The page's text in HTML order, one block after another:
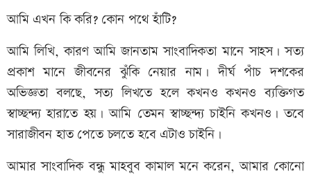
আমি এখন কি করি? কোন পথে হাঁটি?
আমি লিখি, কারণ আমি জানতাম সাংবাদিকতা মানে সাহস। সত্য
প্রকাশ মানে জীবনের ঝুঁকি নেয়ার নাম। দীর্ঘ পাঁচ দশকের
অভিজ্ঞতা বলছে, সত্য লিখতে হলে কখনও কখনও ব্যক্তিগত
স্বাচ্ছন্দ্য হারাতে হয়। আমি তেমন স্বাচ্ছন্দ্য চাইনি কখনও। তবে
সারাজীবন হাত পেতে চলতে হবে এটাও চাইনি।
আমার সাংবাদিক বন্ধু মাহবুব কামাল মনে করেন, আমার কোনো